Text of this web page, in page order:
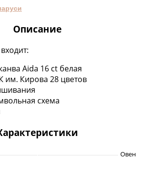
Описание
Aida 16 ct белая
им. Кирова 28 цветов
схема
Овен